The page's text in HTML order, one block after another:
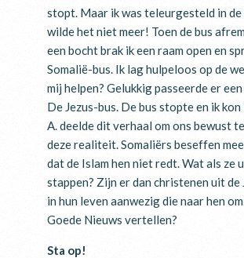
stopt. Maar ik was teleurgesteld in de
wilde het niet meer! Toen de bus
een bocht brak ik een raam open en
Somalië-bus. Ik lag hulpeloos op de
mij helpen? Gelukkig passeerde er een
De Jezus-bus. De bus stopte en ik kon
A. deelde dit verhaal om ons bewust
deze realiteit. Somaliërs beseffen
dat de Islam hen niet redt. Wat als ze
stappen? Zijn er dan christenen uit de
in hun leven aanwezig die naar hen
Goede Nieuws vertellen?
Sta op!